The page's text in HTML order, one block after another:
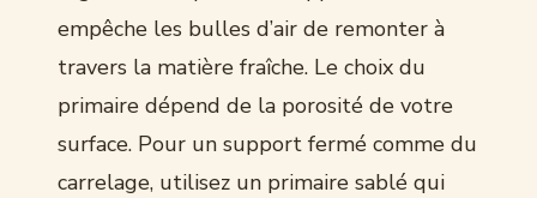
empêche les bulles d’air de remonter à
travers la matière fraîche. Le choix du
primaire dépend de la porosité de votre
surface. Pour un support fermé comme du
carrelage, utilisez un primaire sablé qui